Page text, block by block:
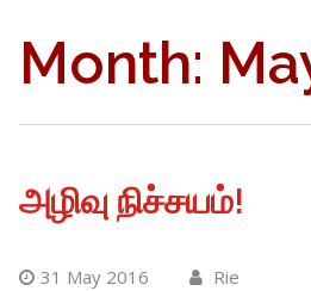
Month:
அழிவு நிச்சயம்!
31 May 2016 Rie